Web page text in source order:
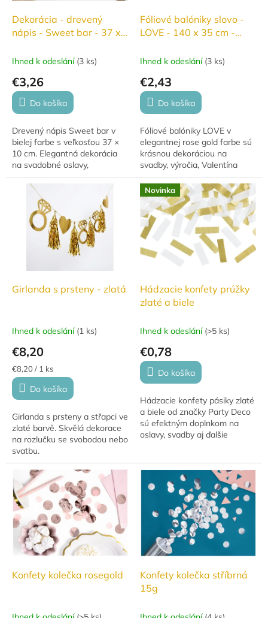
Dekorácia - drevený
nápis - Sweet bar - 37 x
Ihned k odeslání (3 ks)
€3,26
Do košíka
Drevený nápis Sweet bar v
bielej farbe s veľkosťou 37 ×
10 cm. Elegantná dekorácia
na svadobné oslavy,
narodeniny, candy bary a
ďalšie slávnostné príležitosti.
Fóliové balóniky slovo -
LOVE - 140 x 35 cm -
Ihned k odeslání (3 ks)
€2,43
Do košíka
Fóliové balóniky LOVE v
elegantnej rose gold farbe sú
krásnou dekoráciou na
svadby, výročia, Valentína
alebo romantické oslavy.
Balónikový nápis má rozmer
cca 140 × 35 cm, je...
Girlanda s prsteny - zlatá
Ihned k odeslání (1 ks)
€8,20
Jednotková
cena:
€8,20 / 1 ks
Do košíka
Girlanda s prsteny a střapci ve
zlaté barvě. Skvělá dekorace
na rozlučku se svobodou nebo
svatbu.
Novinka
Hádzacie konfety prúžky
zlaté a biele
Ihned k odeslání (>5 ks)
€0,78
Do košíka
Hádzacie konfety pásiky zlaté
a biele od značky Party Deco
sú efektným doplnkom na
oslavy, svadby aj ďalšie
elegantnej kombinácii...
Konfety kolečka rosegold
Konfety kolečka stříbrná
15g